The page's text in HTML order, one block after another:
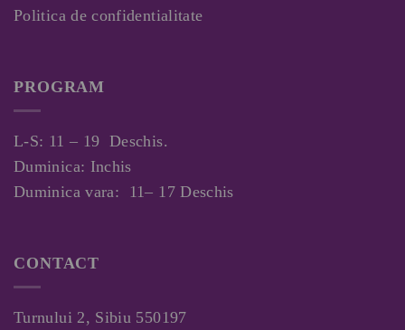
Politica de confidentialitate
PROGRAM
L-S: 11 – 19 Deschis.
Duminica: Inchis
Duminica vara: 11– 17 Deschis
CONTACT
Turnului 2, Sibiu 550197